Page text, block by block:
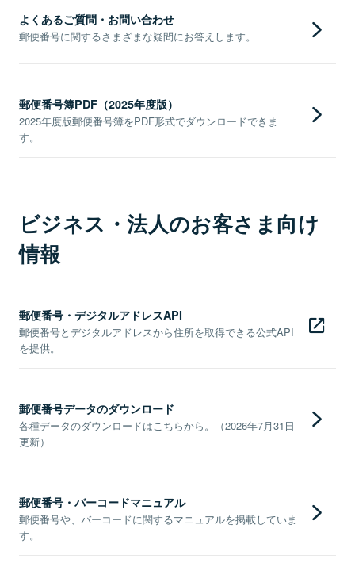
よくあるご質問・お問い合わせ
郵便番号に関するさまざまな疑問にお答えします。
郵便番号簿PDF（2025年度版）
2025年度版郵便番号簿をPDF形式でダウンロードできま
す。
ビジネス・法人のお客さま向け
情報
郵便番号・デジタルアドレスAPI
郵便番号とデジタルアドレスから住所を取得できる公式API
を提供。
郵便番号データのダウンロード
各種データのダウンロードはこちらから。（2026年7月31日
更新）
郵便番号・バーコードマニュアル
郵便番号や、バーコードに関するマニュアルを掲載していま
す。